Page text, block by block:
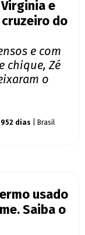
e
cruzeiro do
e com
chique, Zé
o
952 dias | Brasil
usado
Saiba o